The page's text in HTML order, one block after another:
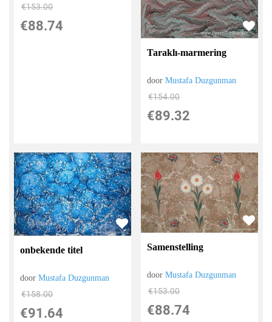
€153.00
€88.74
Taraklı-marmering
doorMustafa Duzgunman
€154.00
€89.32
onbekende titel
doorMustafa Duzgunman
€158.00
€91.64
Samenstelling
doorMustafa Duzgunman
€153.00
€88.74